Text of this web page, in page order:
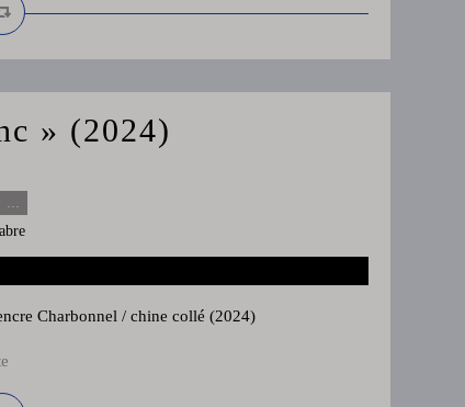
» (2024)
…
Charbonnel / chine collé (2024)